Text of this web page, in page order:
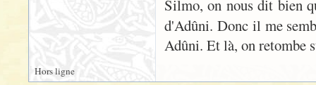
Silmo, on nous dit bien
d'Adûni. Donc il me
Adûni. Et là, on retombe
Hors ligne